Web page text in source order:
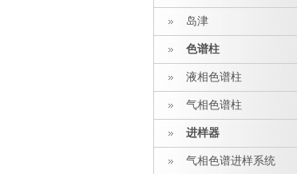
岛津
色谱柱
液相色谱柱
气相色谱柱
进样器
气相色谱进样系统